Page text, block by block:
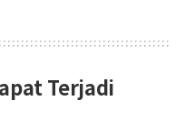
Terjadi